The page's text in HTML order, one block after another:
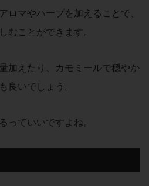
ロマやハーブを加えることで、
むことができます。
加えたり、カモミールで穏やか
良いでしょう。
っていいですよね。